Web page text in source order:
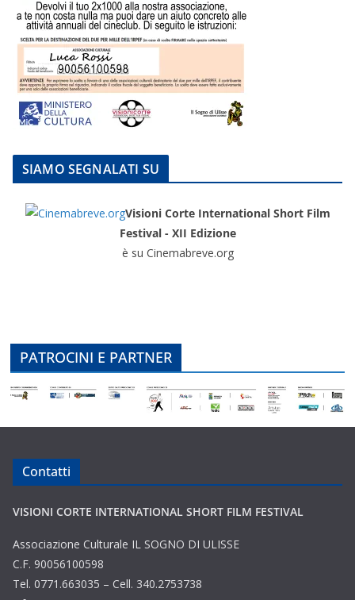
SIAMO SEGNALATI SU
Visioni Corte International Short Film
Festival - XII Edizione
è su Cinemabreve.org
PATROCINI E PARTNER
Contatti
VISIONI CORTE INTERNATIONAL SHORT FILM FESTIVAL
Associazione Culturale IL SOGNO DI ULISSE
C.F. 90056100598
Tel. 0771.663035 – Cell. 340.2753738